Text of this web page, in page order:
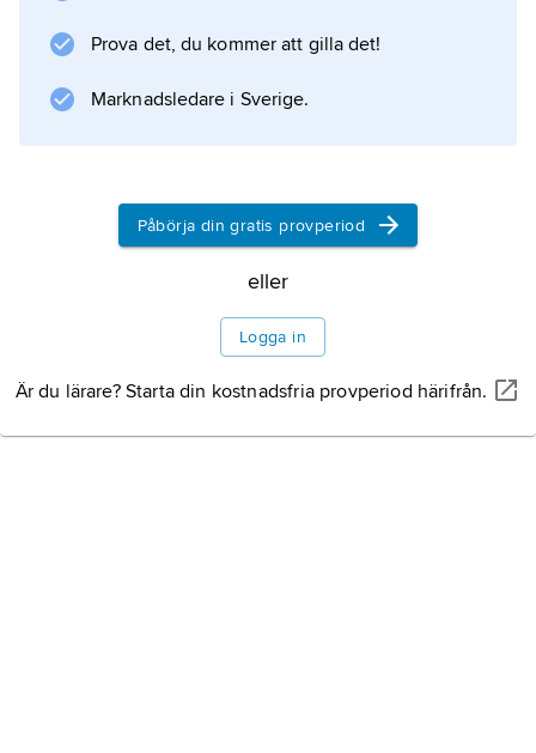
Socialstyrelsens tillsyn över hälso- och
sjukvården.
Med undantag av den sjukvård som ges inom
anmäla detta till styrelsen.
verksamhet som tar emot uppdrag från hälso-
och sjukvården och som utgör led i
Prova det, du kommer att gilla det!
Marknadsledare i Sverige.
Påbörja din gratis provperiod
eller
Logga in
Är du lärare? Starta din kostnadsfria provperiod härifrån.